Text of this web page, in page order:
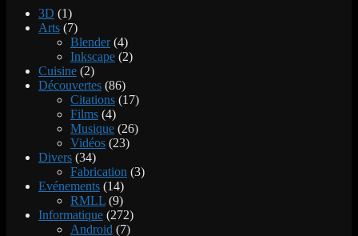
3D (1)
Arts (7)
Blender(4)
Inkscape (2)
Cuisine (2)
Découvertes (86)
Citations (17)
Films (4)
Musique (26)
Vidéos (23)
Divers (34)
Fabrication (3)
Evénements (14)
RMLL (9)
Informatique (272)
Android (7)